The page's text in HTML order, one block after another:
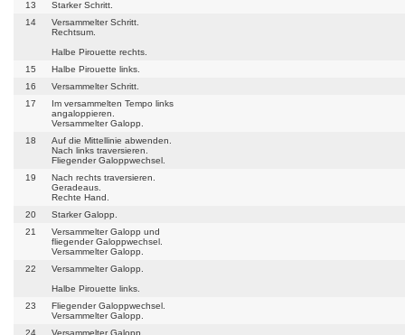
13
Starker Schritt.
14
Versammelter Schritt.
Rechtsum.
Halbe Pirouette rechts.
15
Halbe Pirouette links.
16
Versammelter Schritt.
17
Im versammelten Tempo links
angaloppieren.
Versammelter Galopp.
18
Auf die Mittellinie abwenden.
Nach links traversieren.
Fliegender Galoppwechsel.
19
Nach rechts traversieren.
Geradeaus.
Rechte Hand.
20
Starker Galopp.
21
Versammelter Galopp und
fliegender Galoppwechsel.
Versammelter Galopp.
22
Versammelter Galopp.
Halbe Pirouette links.
23
Fliegender Galoppwechsel.
Versammelter Galopp.
24
Versammelter Galopp.